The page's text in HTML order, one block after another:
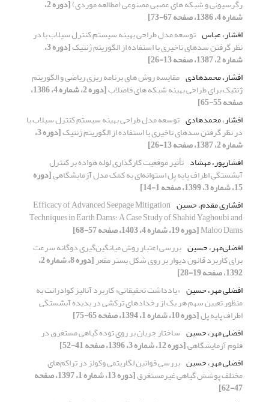
رگرسیونی و شبکه های عصبی مصنوعی (مطالعه موردی) [دوره 2،
شماره 4، 1386، صفحه 67-73]
افشار، عباس توسعه مدل طراحی بهینه سیستم کنترل سیلاب با در
نظر گرفتن سدهای تاخیری با استفاده از الگوریتم ژنتیک [دوره 3،
شماره 2، 1387، صفحه 13-26]
افشار، محمدهادی مقایسه روش های برنامه ریزی ریاضی و الگوریتم
ژنتیک برای طراحی بهینه شبکه های فاضلاب [دوره 2، شماره 4، 1386،
صفحه 55-65]
افشار، محمدهادی توسعه مدل طراحی بهینه سیستم کنترل سیلاب با
در نظر گرفتن سدهای تاخیری با استفاده از الگوریتم ژنتیک [دوره 3،
شماره 2، 1387، صفحه 13-26]
افشارپور، مهشاد تأثیر موقعیت کارگذاری لوله هواده بر کنترل
آبشستگی اطراف پایه پل استوانه‌ای به کمک مدل آزمایشگاهی[دوره
15، شماره 3، 1399، صفحه 1-14]
افشاری مقدم، حسین Efficacy of Advanced Seepage Mitigation
Techniques in Earth Dams: A Case Study of Shahid Yaghoubi and
Maloo Dams[دوره 19، شماره 4، 1403، صفحه 57-68]
افضلی‌مهر، حسین بررسی اعتبار روش میانگین‌گیری دوگانه سرعت
برای کاربرد قانون دیوار بر روی شکل بستر مقعر [دوره 8، شماره 2،
1392، صفحه 19-28]
افضلی مهر، حسین «یادداشت تحقیقاتی» کاربرد آنالیز کوادرانت به
منظور تعیین سهم هر یک از رخدادهای ترکشی در پدیده آبشستگی
اطراف پایه پل[دوره 10، شماره 1، 1394، صفحه 65-75]
افضلی مهر، حسین ساختار جریان بر روی توده گیاهی مستغرق در
فلوم آزمایشگاهی[دوره 12، شماره 3، 1396، صفحه 41-52]
افضلی مهر، حسین بررسی قوانین لگاریتمی وکولز در تراکم‌های
مختلف پوشش گیاهی غیرمستغرق [دوره 13، شماره 1، 1397، صفحه
47-62]